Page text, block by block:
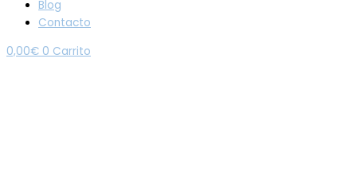
Blog
Contacto
0,00€ 0 Carrito